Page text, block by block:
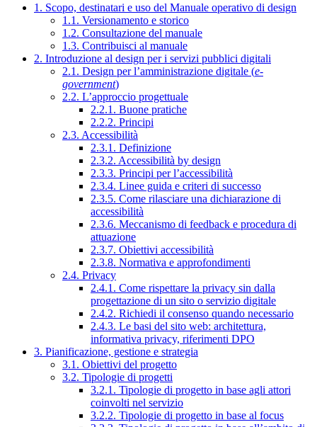
1. Scopo, destinatari e uso del Manuale operativo di design
1.1. Versionamento e storico
1.2. Consultazione del manuale
1.3. Contribuisci al manuale
2. Introduzione al design per i servizi pubblici digitali
2.1. Design per l’amministrazione digitale (e-
government)
2.2. L’approccio progettuale
2.2.1. Buone pratiche
2.2.2. Principi
2.3. Accessibilità
2.3.1. Definizione
2.3.2. Accessibilità by design
2.3.3. Principi per l’accessibilità
2.3.4. Linee guida e criteri di successo
2.3.5. Come rilasciare una dichiarazione di
accessibilità
2.3.6. Meccanismo di feedback e procedura di
attuazione
2.3.7. Obiettivi accessibilità
2.3.8. Normativa e approfondimenti
2.4. Privacy
2.4.1. Come rispettare la privacy sin dalla
progettazione di un sito o servizio digitale
2.4.2. Richiedi il consenso quando necessario
2.4.3. Le basi del sito web: architettura,
informativa privacy, riferimenti DPO
3. Pianificazione, gestione e strategia
3.1. Obiettivi del progetto
3.2. Tipologie di progetti
3.2.1. Tipologie di progetto in base agli attori
coinvolti nel servizio
3.2.2. Tipologie di progetto in base al focus